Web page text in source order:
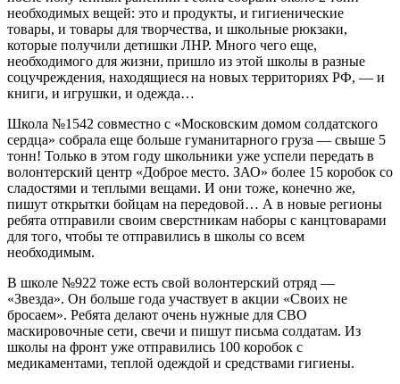
необходимых вещей: это и продукты, и гигиенические
товары, и товары для творчества, и школьные рюкзаки,
которые получили детишки ЛНР. Много чего еще,
необходимого для жизни, пришло из этой школы в разные
соцучреждения, находящиеся на новых территориях РФ, — и
книги, и игрушки, и одежда…
Школа №1542 совместно с «Московским домом солдатского
сердца» собрала еще больше гуманитарного груза — свыше 5
тонн! Только в этом году школьники уже успели передать в
волонтерский центр «Доброе место. ЗАО» более 15 коробок со
сладостями и теплыми вещами. И они тоже, конечно же,
пишут открытки бойцам на передовой… А в новые регионы
ребята отправили своим сверстникам наборы с канцтоварами
для того, чтобы те отправились в школы со всем
необходимым.
В школе №922 тоже есть свой волонтерский отряд —
«Звезда». Он больше года участвует в акции «Своих не
бросаем». Ребята делают очень нужные для СВО
маскировочные сети, свечи и пишут письма солдатам. Из
школы на фронт уже отправились 100 коробок с
медикаментами, теплой одеждой и средствами гигиены.